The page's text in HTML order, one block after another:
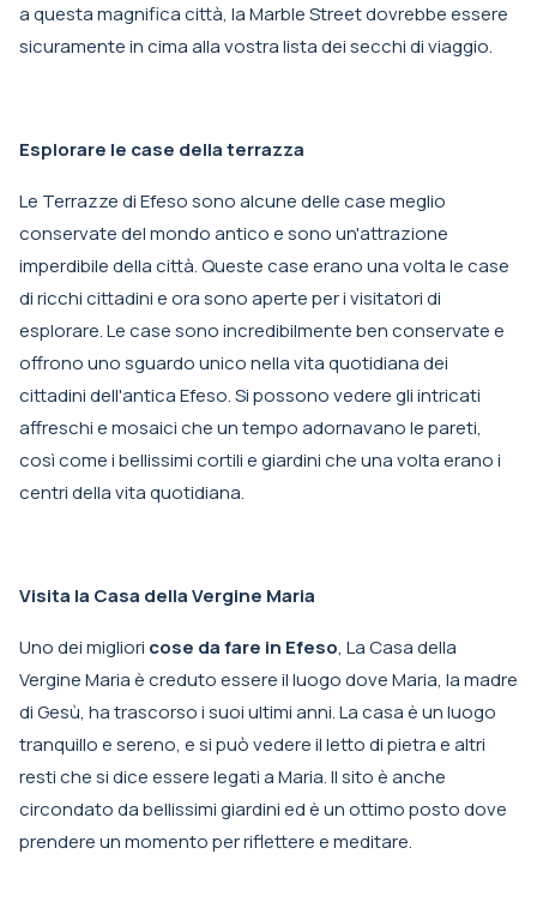
a questa magnifica città, la Marble Street dovrebbe essere
sicuramente in cima alla vostra lista dei secchi di viaggio.
Esplorare le case della terrazza
Le Terrazze di Efeso sono alcune delle case meglio
conservate del mondo antico e sono un'attrazione
imperdibile della città. Queste case erano una volta le case
di ricchi cittadini e ora sono aperte per i visitatori di
esplorare. Le case sono incredibilmente ben conservate e
offrono uno sguardo unico nella vita quotidiana dei
cittadini dell'antica Efeso. Si possono vedere gli intricati
affreschi e mosaici che un tempo adornavano le pareti,
così come i bellissimi cortili e giardini che una volta erano i
centri della vita quotidiana.
Visita la Casa della Vergine Maria
Uno dei migliori cose da fare in Efeso, La Casa della
Vergine Maria è creduto essere il luogo dove Maria, la madre
di Gesù, ha trascorso i suoi ultimi anni. La casa è un luogo
tranquillo e sereno, e si può vedere il letto di pietra e altri
resti che si dice essere legati a Maria. Il sito è anche
circondato da bellissimi giardini ed è un ottimo posto dove
prendere un momento per riflettere e meditare.